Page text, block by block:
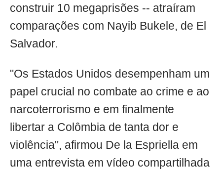
construir 10 megaprisões -- atraíram
comparações com Nayib Bukele, de El
Salvador.
"Os Estados Unidos desempenham um
papel crucial no combate ao crime e ao
narcoterrorismo e em finalmente
libertar a Colômbia de tanta dor e
violência", afirmou De la Espriella em
uma entrevista em vídeo compartilhada